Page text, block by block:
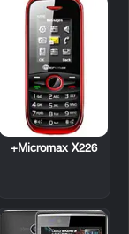
Micromax X226+